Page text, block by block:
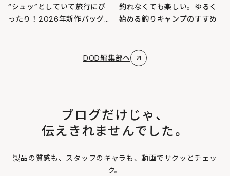
“シュッ”としていて旅行にぴ
ったり！2026年新作バッグ
釣れなくても楽しい。ゆるく
始める釣りキャンプのすすめ
DOD編集部へ
ブログだけじゃ、
伝えきれませんでした。
製品の質感も、スタッフのキャラも、動画でサクッとチェッ
ク。